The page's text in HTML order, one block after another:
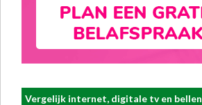
Vergelijk internet, digitale tv en bellen